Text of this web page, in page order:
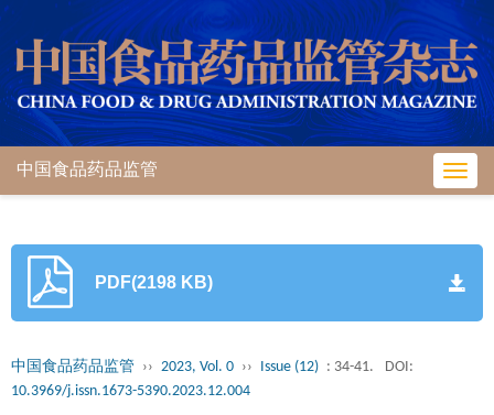
中国食品药品监管
PDF(2198 KB)
中国食品药品监管 ›› 2023, Vol. 0 ›› Issue (12) : 34-41.
DOI:
10.3969/j.issn.1673-5390.2023.12.004